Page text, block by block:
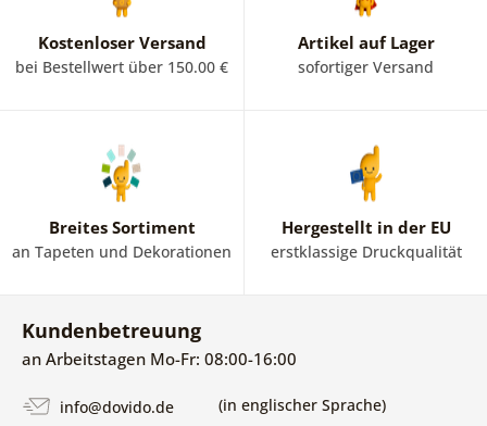
Kostenloser Versand
bei Bestellwert über 150.00 €
Artikel auf Lager
sofortiger Versand
Breites Sortiment
an Tapeten und Dekorationen
Hergestellt in der EU
erstklassige Druckqualität
Kundenbetreuung
an Arbeitstagen Mo-Fr: 08:00-16:00
info@dovido.de (in englischer Sprache)